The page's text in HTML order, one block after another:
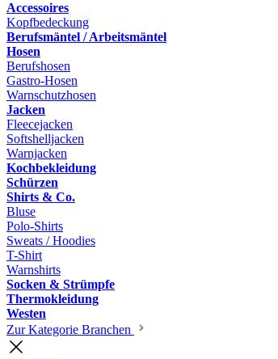
Accessoires
Kopfbedeckung
Berufsmäntel / Arbeitsmäntel
Hosen
Berufshosen
Gastro-Hosen
Warnschutzhosen
Jacken
Fleecejacken
Softshelljacken
Warnjacken
Kochbekleidung
Schürzen
Shirts & Co.
Bluse
Polo-Shirts
Sweats / Hoodies
T-Shirt
Warnshirts
Socken & Strümpfe
Thermokleidung
Westen
Zur Kategorie Branchen